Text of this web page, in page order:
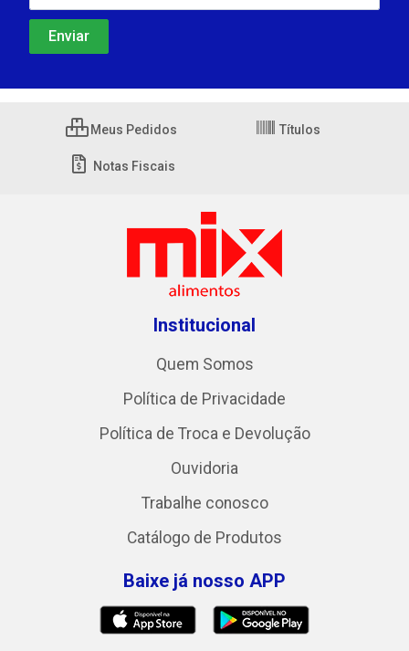
Meus Pedidos Títulos
Notas Fiscais
Institucional
Quem Somos
Política de Privacidade
Política de Troca e Devolução
Ouvidoria
Trabalhe conosco
Catálogo de Produtos
Baixe já nosso APP